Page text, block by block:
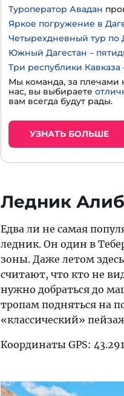
Туроператор Авадан
Яркое погружение в
Четырехдневный тур по
Южный Дагестан –
Три республики
Мы команда, за плечами
нас, вы выбираете
вам всегда будут рады.
УЗНАТЬ БОЛЬШЕ
Ледник
Едва ли не самая
ледник. Он один в
зоны. Даже летом
считают, что кто не
нужно добраться до
тропам подняться на
«классический»
Координаты GPS: